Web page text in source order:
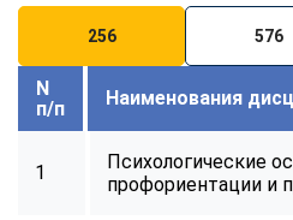
256 576
N
п/п
Наименования
1
Психологические
профориентации и